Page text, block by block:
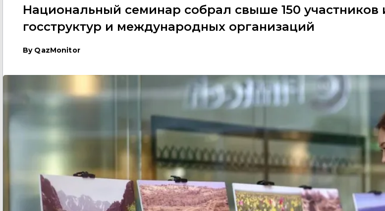
Национальный семинар собрал свыше 150 участников
госструктур и международных организаций
By QazMonitor